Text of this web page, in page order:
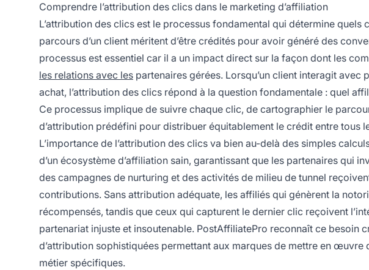
Comprendre l’attribution des clics dans le marketing d’affiliation
L’attribution des clics est le processus fondamental qui détermine
parcours d’un client méritent d’être crédités pour avoir généré des
processus est essentiel car il a un impact direct sur la façon dont les
les relations avec les partenaires gérées. Lorsqu’un client interagit avec
achat, l’attribution des clics répond à la question fondamentale : quel
Ce processus implique de suivre chaque clic, de cartographier le
d’attribution prédéfini pour distribuer équitablement le crédit entre tous
L’importance de l’attribution des clics va bien au-delà des simples
d’un écosystème d’affiliation sain, garantissant que les partenaires qui
des campagnes de nurturing et des activités de milieu de tunnel
contributions. Sans attribution adéquate, les affiliés qui génèrent la
récompensés, tandis que ceux qui capturent le dernier clic reçoivent
partenariat injuste et insoutenable. PostAffiliatePro reconnaît ce besoin
d’attribution sophistiquées permettant aux marques de mettre en
métier spécifiques.